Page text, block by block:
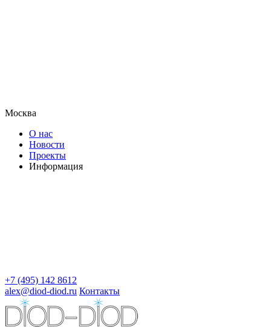
Москва
О нас
Новости
Проекты
Информация
+7 (495) 142 8612
alex@diod-diod.ru Контакты